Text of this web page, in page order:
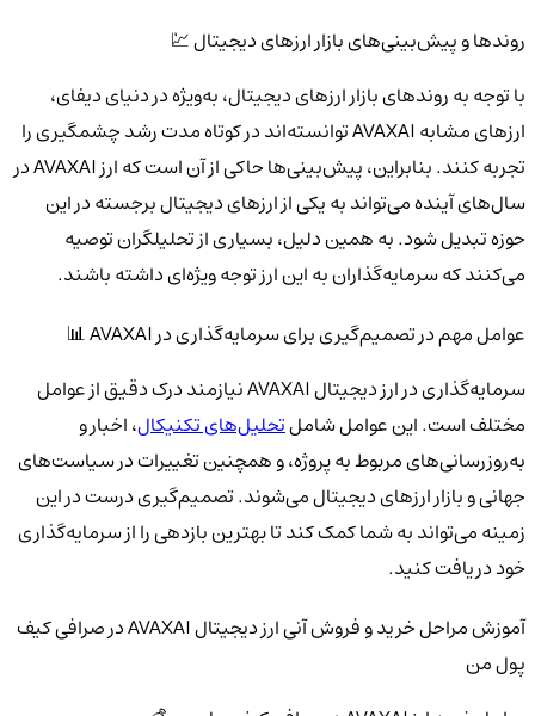
روندها و پیش‌بینی‌های بازار ارزهای دیجیتال 💹
با توجه به روندهای بازار ارزهای دیجیتال، به‌ویژه در دنیای دیفای،
ارزهای مشابه AVAXAI توانسته‌اند در کوتاه مدت رشد چشمگیری را
تجربه کنند. بنابراین، پیش‌بینی‌ها حاکی از آن است که ارز AVAXAI در
سال‌های آینده می‌تواند به یکی از ارزهای دیجیتال برجسته در این
حوزه تبدیل شود. به همین دلیل، بسیاری از تحلیلگران توصیه
می‌کنند که سرمایه‌گذاران به این ارز توجه ویژه‌ای داشته باشند.
عوامل مهم در تصمیم‌گیری برای سرمایه‌گذاری در AVAXAI 📊
سرمایه‌گذاری در ارز دیجیتال AVAXAI نیازمند درک دقیق از عوامل
مختلف است. این عوامل شاملتحلیل‌های تکنیکال، اخبار و
به‌روزرسانی‌های مربوط به پروژه، و همچنین تغییرات در سیاست‌های
جهانی و بازار ارزهای دیجیتال می‌شوند. تصمیم‌گیری درست در این
زمینه می‌تواند به شما کمک کند تا بهترین بازدهی را از سرمایه‌گذاری
خود دریافت کنید.
آموزش مراحل خرید و فروش آنی ارز دیجیتال AVAXAI در صرافی کیف
پول من